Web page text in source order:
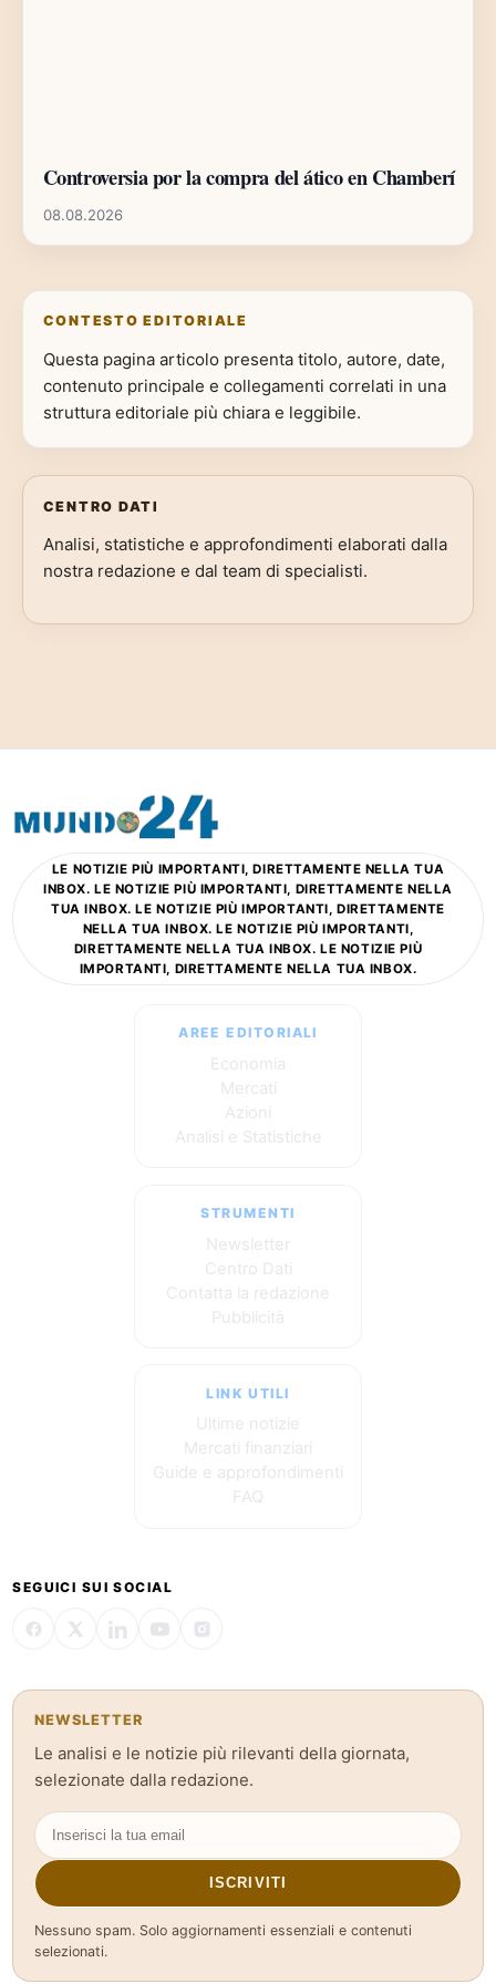
Controversia por la compra del ático en Chamberí
08.08.2026
CONTESTO EDITORIALE
Questa pagina articolo presenta titolo, autore, date,
contenuto principale e collegamenti correlati in una
struttura editoriale più chiara e leggibile.
CENTRO DATI
Analisi, statistiche e approfondimenti elaborati dalla
nostra redazione e dal team di specialisti.
LE NOTIZIE PIÙ IMPORTANTI, DIRETTAMENTE NELLA TUA
INBOX. LE NOTIZIE PIÙ IMPORTANTI, DIRETTAMENTE NELLA
TUA INBOX. LE NOTIZIE PIÙ IMPORTANTI, DIRETTAMENTE
NELLA TUA INBOX. LE NOTIZIE PIÙ IMPORTANTI,
DIRETTAMENTE NELLA TUA INBOX. LE NOTIZIE PIÙ
IMPORTANTI, DIRETTAMENTE NELLA TUA INBOX.
AREE EDITORIALI
Economia
Mercati
Azioni
Analisi e Statistiche
STRUMENTI
Newsletter
Centro Dati
Contatta la redazione
Pubblicità
LINK UTILI
Ultime notizie
Mercati finanziari
Guide e approfondimenti
FAQ
SEGUICI SUI SOCIAL
NEWSLETTER
Le analisi e le notizie più rilevanti della giornata,
selezionate dalla redazione.
ISCRIVITI
Nessuno spam. Solo aggiornamenti essenziali e contenuti
selezionati.